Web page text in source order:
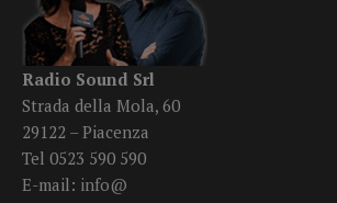
Radio Sound Srl
Strada della Mola, 60
29122 – Piacenza
Tel 0523 590 590
E-mail: info@